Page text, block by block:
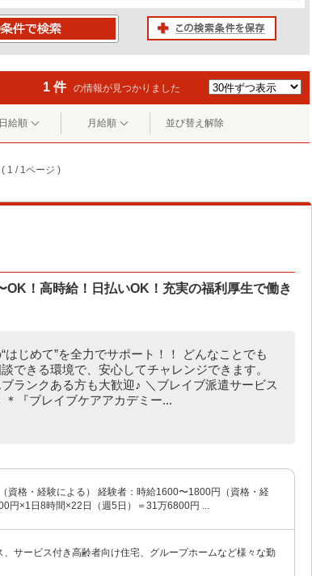
1 件 の情報が見つかりました
日給順 月給順 並び替え解除
( 1 / 1ページ )
！高時給！日払いOK！充実の福利厚生で働き
はじめて”を全力でサポート！！ どんなことでも
できる環境で、安心してチャレンジできます。
ブランクある方も大歓迎♪ ＼ブレイブ派遣サービス
＊『ブレイブケアアカデミー...
資格・経験による） 経験者：時給1600〜1800円（資格・経
円×1日8時間×22日（週5日）＝31万6800円 ...
サービス付き高齢者向け住宅、グループホームなど様々な勤